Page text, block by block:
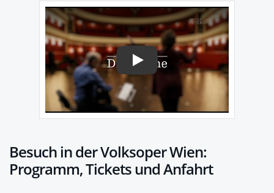
Play
Besuch in der Volksoper Wien:
Programm, Tickets und Anfahrt